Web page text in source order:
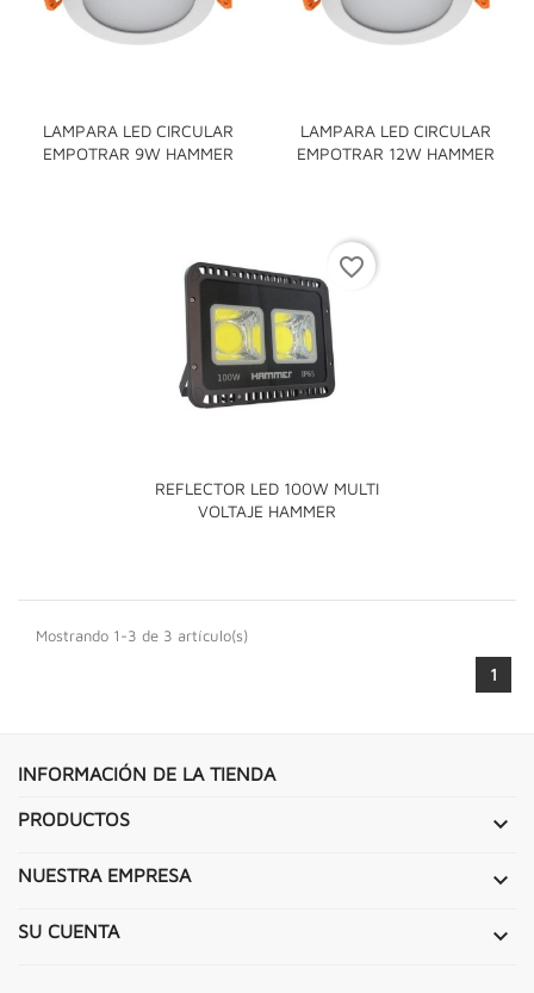
LAMPARA LED CIRCULAR
EMPOTRAR 9W HAMMER
LAMPARA LED CIRCULAR
EMPOTRAR 12W HAMMER
REFLECTOR LED 100W MULTI
VOLTAJE HAMMER
favorite_border
Mostrando 1-3 de 3 artículo(s)
1
INFORMACIÓN DE LA TIENDA
PRODUCTOS 
NUESTRA EMPRESA 
SU CUENTA 